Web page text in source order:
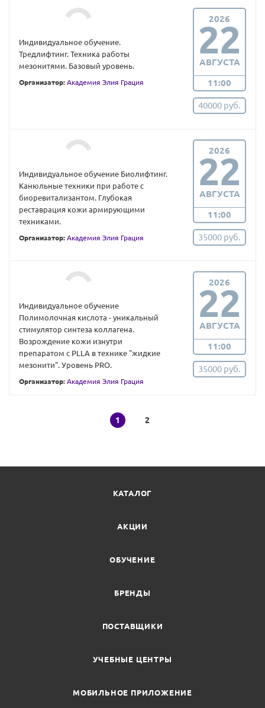
Индивидуальное обучение.
Тредлифтинг. Техника работы
мезонитями. Базовый уровень.
Организатор: Академия Элия Грация
2026
22
АВГУСТА
11:00
40000 руб.
Индивидуальное обучение Биолифтинг.
Канюльные техники при работе с
биоревитализантом. Глубокая
реставрация кожи армирующими
техниками.
Организатор: Академия Элия Грация
2026
22
АВГУСТА
11:00
35000 руб.
Индивидуальное обучение
Полимолочная кислота - уникальный
стимулятор синтеза коллагена.
Возрождение кожи изнутри
препаратом с PLLA в технике "жидкие
мезонити". Уровень PRO.
Организатор: Академия Элия Грация
2026
22
АВГУСТА
11:00
35000 руб.
1 2
КАТАЛОГ
АКЦИИ
ОБУЧЕНИЕ
БРЕНДЫ
ПОСТАВЩИКИ
УЧЕБНЫЕ ЦЕНТРЫ
МОБИЛЬНОЕ ПРИЛОЖЕНИЕ